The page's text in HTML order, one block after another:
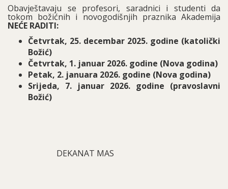
Obavještavaju se profesori, saradnici i studenti da
tokom božićnih i novogodišnjih praznika Akademija
NEĆE RADITI:
Četvrtak, 25. decembar 2025. godine (katolički
Božić)
Četvrtak, 1. januar 2026. godine (Nova godina)
Petak, 2. januara 2026. godine (Nova godina)
Srijeda, 7. januar 2026. godine (pravoslavni
Božić)
DEKANAT MAS